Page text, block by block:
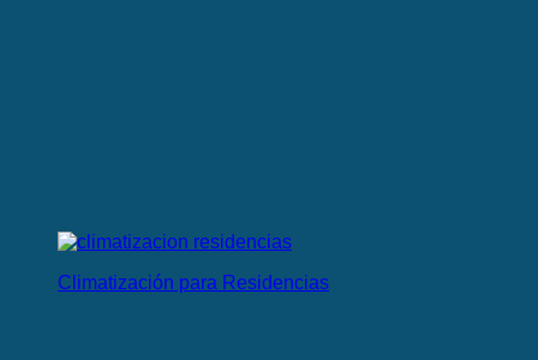
Climatización para Residencias